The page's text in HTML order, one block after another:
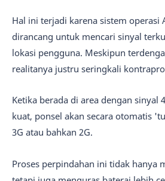
Hal ini terjadi karena sistem operasi
dirancang untuk mencari sinyal
lokasi pengguna. Meskipun
realitanya justru seringkali
Ketika berada di area dengan sinyal
kuat, ponsel akan secara otomatis
3G atau bahkan 2G.
Proses perpindahan ini tidak hanya